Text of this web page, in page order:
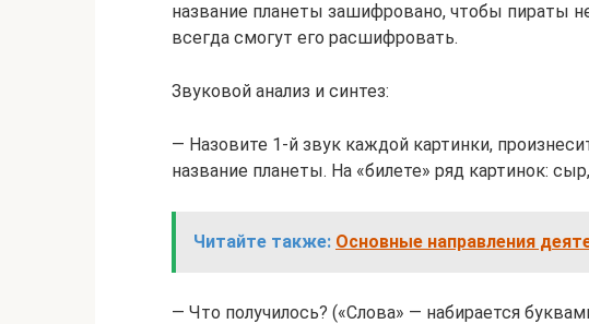
название планеты зашифровано, чтобы пираты
всегда смогут его расшифровать.
Звуковой анализ и синтез:
— Назовите 1-й звук каждой картинки,
название планеты. На «билете» ряд картинок:
Читайте также: Основные направления
— Что получилось? («Слова» — набирается